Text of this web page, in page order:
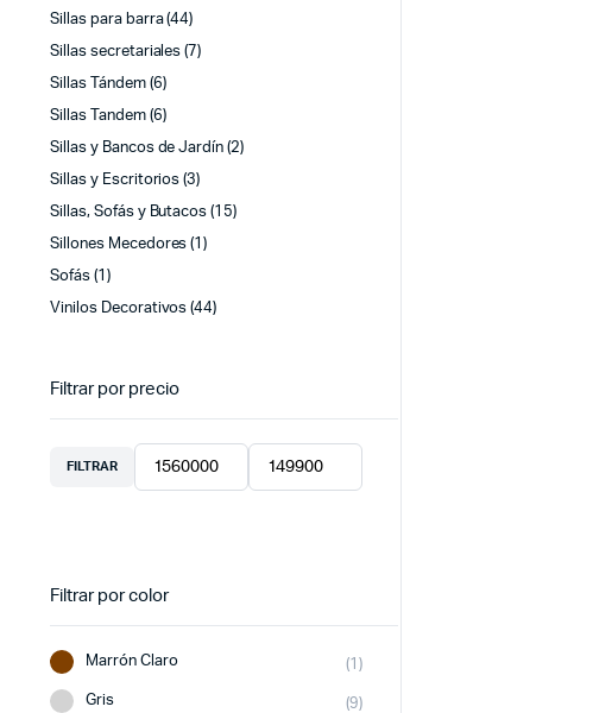
Sillas para barra (44)
Sillas secretariales (7)
Sillas Tándem (6)
Sillas Tandem (6)
Sillas y Bancos de Jardín (2)
Sillas y Escritorios (3)
Sillas, Sofás y Butacos (15)
Sillones Mecedores (1)
Sofás (1)
Vinilos Decorativos (44)
Filtrar por precio
FILTRAR
Filtrar por color
Marrón Claro (1)
Gris (9)